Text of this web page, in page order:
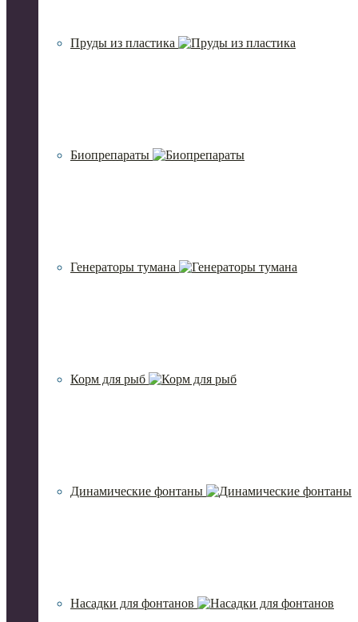
Пруды из пластика
Биопрепараты
Генераторы тумана
Корм для рыб
Динамические фонтаны
Насадки для фонтанов